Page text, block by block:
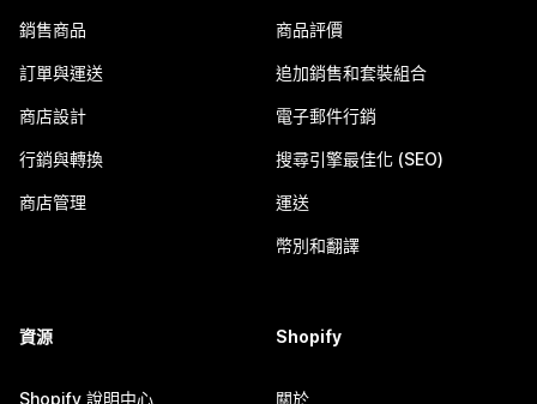
銷售商品
訂單與運送
商店設計
行銷與轉換
商店管理
商品評價
追加銷售和套裝組合
電子郵件行銷
搜尋引擎最佳化 (SEO)
運送
幣別和翻譯
資源
Shopify 說明中心
Shopify
關於